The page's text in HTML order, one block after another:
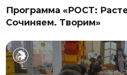
Программа «РОСТ:
Сочиняем. Творим»